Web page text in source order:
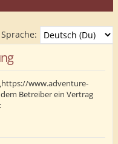
Sprache:
www.adventure-
Betreiber ein Vertrag